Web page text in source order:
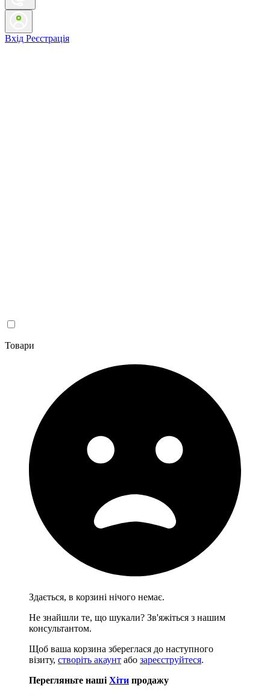
Вхід Реєстрація
Товари
Здається, в корзині нічого немає.
Не знайшли те, що шукали? Зв'яжіться з нашим
консультантом.
Щоб ваша корзина збереглася до наступного
візиту, створіть акаунт або зареєструйтеся.
Перегляньте наші Хіти продажу